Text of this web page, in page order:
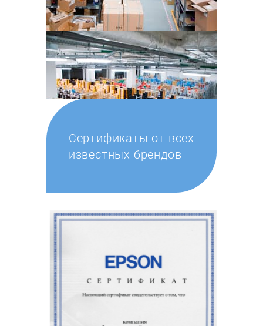
Сертификаты от всех
известных брендов